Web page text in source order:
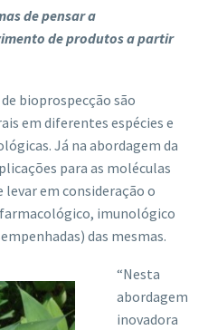
de pensar a
de produtos a partir
bioprospecção são
em diferentes espécies e
Já na abordagem da
para as moléculas
levar em consideração o
imunológico
das mesmas.
“Nesta
abordagem
inovadora